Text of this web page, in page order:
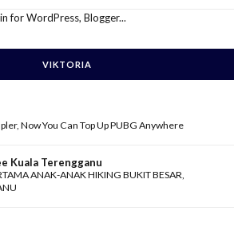
VIKTORIA
Now You Can Top Up PUBG Anywhere
Kuala Terengganu
ANAK-ANAK HIKING BUKIT BESAR,